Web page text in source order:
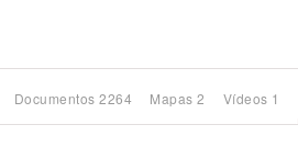
Documentos 2264 Mapas 2 Vídeos 1